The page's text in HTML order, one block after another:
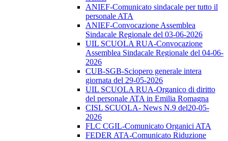
ANIEF-Comunicato sindacale per tutto il
personale ATA
ANIEF-Convocazione Assemblea
Sindacale Regionale del 03-06-2026
UIL SCUOLA RUA-Convocazione
Assemblea Sindacale Regionale del 04-06-
2026
CUB-SGB-Sciopero generale intera
giornata del 29-05-2026
UIL SCUOLA RUA-Organico di diritto
del personale ATA in Emilia Romagna
CISL SCUOLA- News N.9 del20-05-
2026
FLC CGIL-Comunicato Organici ATA
FEDER ATA-Comunicato Riduzione